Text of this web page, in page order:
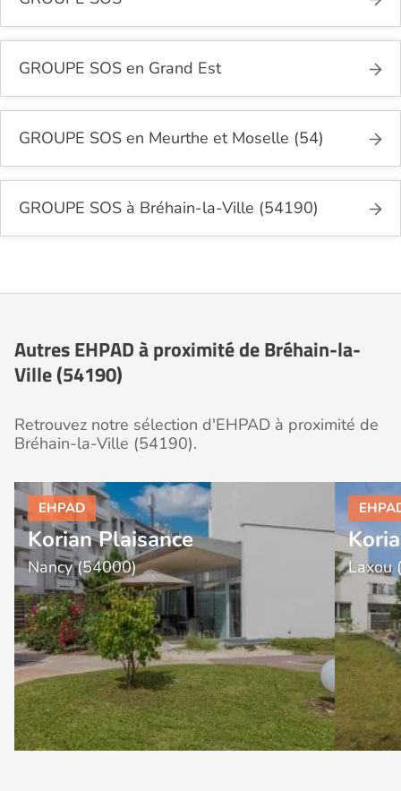
GROUPE SOS en Grand Est
GROUPE SOS en Meurthe et Moselle (54)
GROUPE SOS à Bréhain-la-Ville (54190)
Autres EHPAD à proximité de Bréhain-la-
Ville (54190)
Retrouvez notre sélection d'EHPAD à proximité de
Bréhain-la-Ville (54190).
Korian Plaisance
Nancy (54000) Laxou